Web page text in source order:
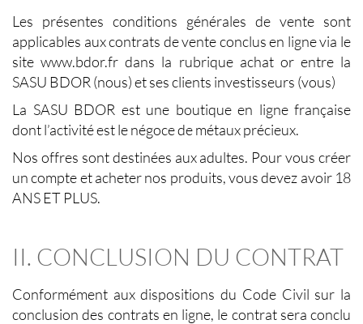
Les présentes conditions générales de vente sont
applicables aux contrats de vente conclus en ligne via le
site www.bdor.fr dans la rubrique achat or entre la
SASU BDOR (nous) et ses clients investisseurs (vous)
La SASU BDOR est une boutique en ligne française
dont l’activité est le négoce de métaux précieux.
Nos offres sont destinées aux adultes. Pour vous créer
un compte et acheter nos produits, vous devez avoir 18
ANS ET PLUS.
II. CONCLUSION DU CONTRAT
Conformément aux dispositions du Code Civil sur la
conclusion des contrats en ligne, le contrat sera conclu